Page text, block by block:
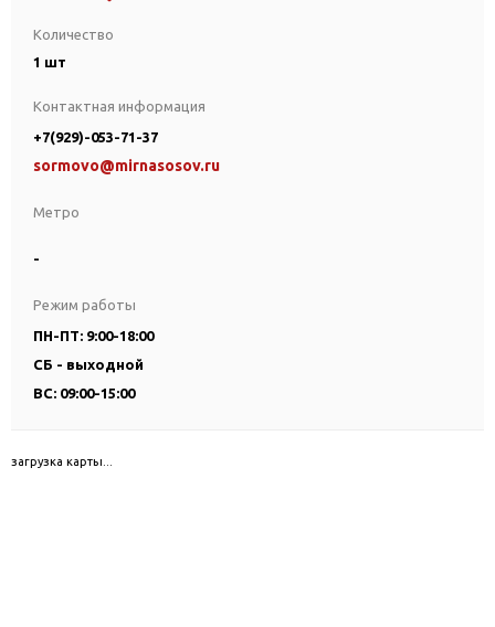
Количество
1 шт
Метро
-
Контактная информация
+7(929)-053-71-37
sormovo@mirnasosov.ru
Режим работы
ПН-ПТ: 9:00-18:00
СБ - выходной
ВС: 09:00-15:00
загрузка карты...